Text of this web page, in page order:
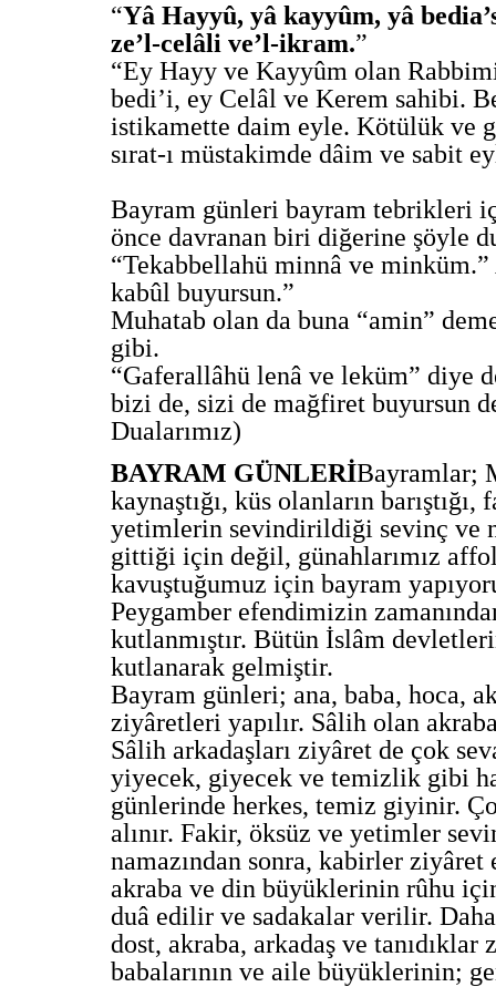
“Yâ Hayyû, yâ kayyûm, yâ
ze’l-celâli ve’l-ikram.”
“Ey Hayy ve Kayyûm olan
bedi’i, ey Celâl ve Kerem sahibi.
istikamette daim eyle. Kötülük ve
sırat-ı müstakimde dâim ve sabit
Bayram günleri bayram tebrikleri
önce davranan biri diğerine şöyle
“Tekabbellahü minnâ ve
kabûl buyursun.”
Muhatab olan da buna “amin”
gibi.
“Gaferallâhü lenâ ve leküm” diye
bizi de, sizi de mağfiret buyursun
Dualarımız)
BAYRAM GÜNLERİBayramlar;
kaynaştığı, küs olanların
yetimlerin sevindirildiği sevinç ve
gittiği için değil, günahlarımız
kavuştuğumuz için bayram
Peygamber efendimizin
kutlanmıştır. Bütün İslâm
kutlanarak gelmiştir.
Bayram günleri; ana, baba, hoca,
ziyâretleri yapılır. Sâlih olan
Sâlih arkadaşları ziyâret de çok
yiyecek, giyecek ve temizlik gibi
günlerinde herkes, temiz giyinir.
alınır. Fakir, öksüz ve yetimler
namazından sonra, kabirler
akraba ve din büyüklerinin rûhu
duâ edilir ve sadakalar verilir.
dost, akraba, arkadaş ve
babalarının ve aile büyüklerinin;